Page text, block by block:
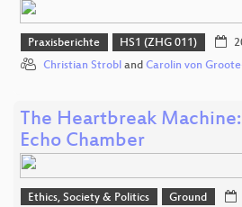
Praxisberichte HS1 (ZHG 011)
Christian Strobl and Carolin von
The Heartbreak
Echo Chamber
Ethics, Society & Politics Ground